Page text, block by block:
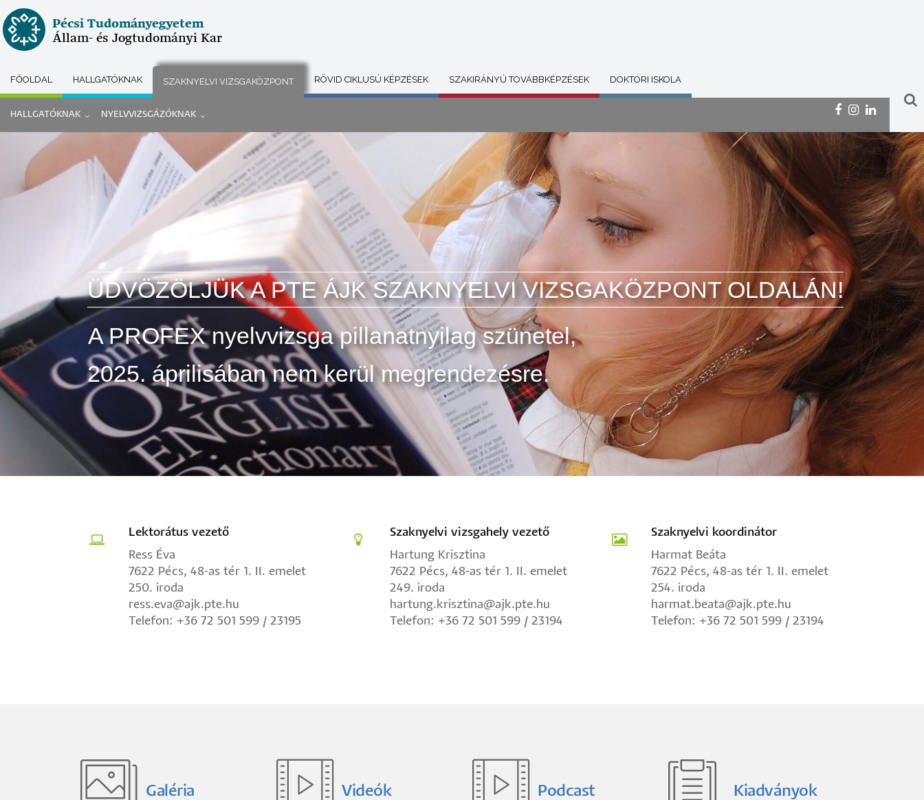
Ugrás
a
tartalomra
Pécsi Tudományegyetem
Állam- és Jogtudományi Kar
Submenu
selector
FŐOLDAL HALLGATÓKNAK SZAKNYELVI VIZSGAKÖZPONT RÖVID CIKLUSÚ KÉPZÉSEK SZAKIRÁNYÚ TOVÁBBKÉPZÉSEK DOKTORI ISKOLA
Szaknyelv
menü
HALLGATÓKNAK NYELVVIZSGÁZÓKNAK
ÜDVÖZÖLJÜK A PTE ÁJK SZAKNYELVI VIZSGAKÖZPONT OLDALÁN!
A PROFEX nyelvvizsga pillanatnyilag szünetel,
2025. áprilisában nem kerül megrendezésre.
Lektorátus vezető
Ress Éva
7622 Pécs, 48-as tér 1. II. emelet
250. iroda
ress.eva@ajk.pte.hu
Telefon: +36 72 501 599 / 23195
Szaknyelvi vizsgahely vezető
Hartung Krisztina
7622 Pécs, 48-as tér 1. II. emelet
249. iroda
hartung.krisztina@ajk.pte.hu
Telefon: +36 72 501 599 / 23194
Szaknyelvi koordinátor
Harmat Beáta
7622 Pécs, 48-as tér 1. II. emelet
254. iroda
harmat.beata@ajk.pte.hu
Telefon: +36 72 501 599 / 23194
Galéria Videók Podcast Kiadványok